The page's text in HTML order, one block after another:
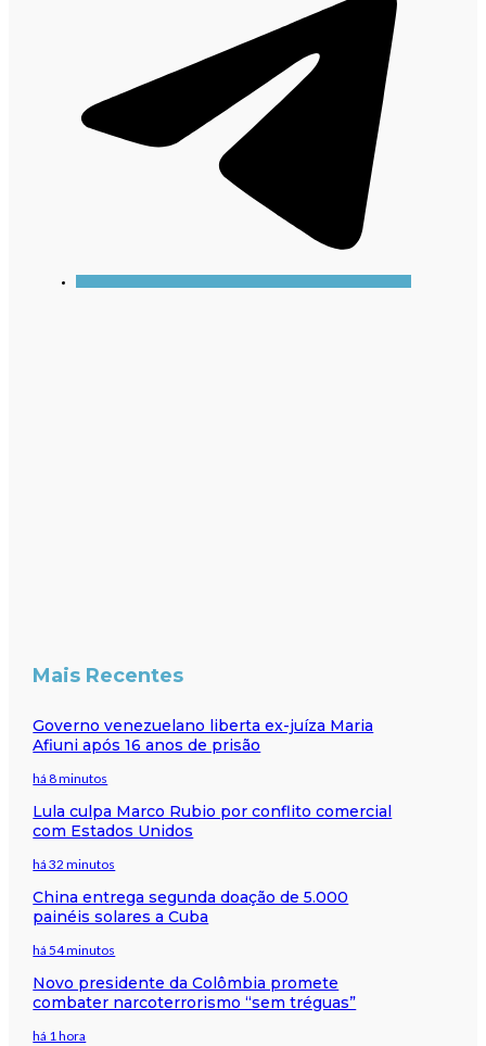
Mais Recentes
Governo venezuelano liberta ex-juíza Maria
Afiuni após 16 anos de prisão
há 8 minutos
Lula culpa Marco Rubio por conflito comercial
com Estados Unidos
há 32 minutos
China entrega segunda doação de 5.000
painéis solares a Cuba
há 54 minutos
Novo presidente da Colômbia promete
combater narcoterrorismo “sem tréguas”
há 1 hora